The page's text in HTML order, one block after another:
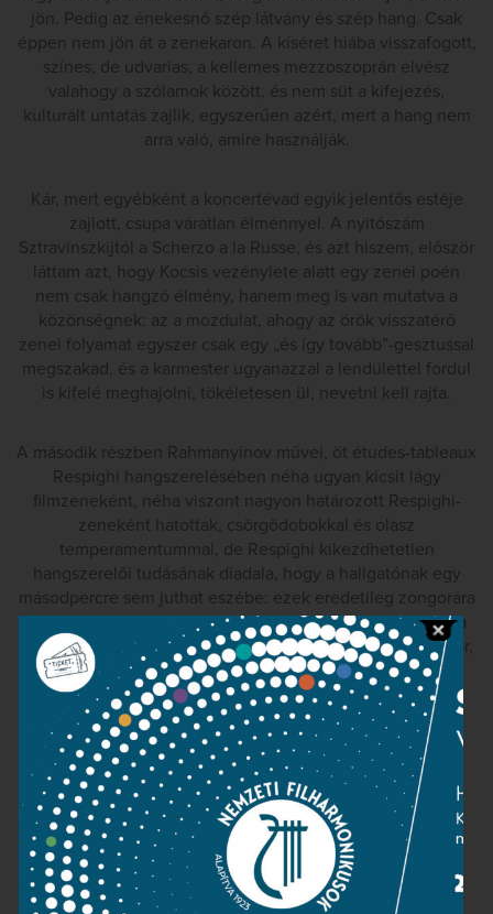
jön. Pedig az énekesnő szép látvány és szép hang. Csak
éppen nem jön át a zenekaron. A kíséret hiába visszafogott,
színes, de udvarias, a kellemes mezzoszoprán elvész
valahogy a szólamok között, és nem süt a kifejezés,
kulturált untatás zajlik, egyszerűen azért, mert a hang nem
arra való, amire használják.
Kár, mert egyébként a koncertévad egyik jelentős estéje
zajlott, csupa váratlan élménnyel. A nyitószám
Sztravinszkijtól a Scherzo a la Russe, és azt hiszem, először
láttam azt, hogy Kocsis vezénylete alatt egy zenei poén
nem csak hangzó élmény, hanem meg is van mutatva a
közönségnek: az a mozdulat, ahogy az örök visszatérő
zenei folyamat egyszer csak egy „és így tovább”-gesztussal
megszakad, és a karmester ugyanazzal a lendülettel fordul
is kifelé meghajolni, tökéletesen ül, nevetni kell rajta.
A második részben Rahmanyinov művei, öt études-tableaux
Respighi hangszerelésében néha ugyan kicsit lágy
filmzeneként, néha viszont nagyon határozott Respighi-
zeneként hatottak, csörgődobokkal és olasz
temperamentummal, de Respighi kikezdhetetlen
hangszerelői tudásának diadala, hogy a hallgatónak egy
másodpercre sem juthat eszébe: ezek eredetileg zongorára
írott darabok. A zárószám ismét Sztravinszkij, a Szimfónia
három tételben. Elképesztően jó formában játszó vonóskar,
a hegedűsök karcsú, mégis intenzív tömbje, a többéves
munka megérett gyümölcse, és rögtön jön hozzá valami
szokatlan elégedetlenség. Mert egy koncertet általában
hibáival és nagy pillanataival együtt az igazol, hogy
egyestés élmény, elmúlik, emlékké válik, ez a dolga. Itt
viszont éppen fordított a helyzet: miért nem marad meg,
hogy újra és újra át lehessen élni?
Két napra rá a Kapisztrán téri Városházán adta francia
barokk sorozatának utolsó részét a Hortus Musicus. Az